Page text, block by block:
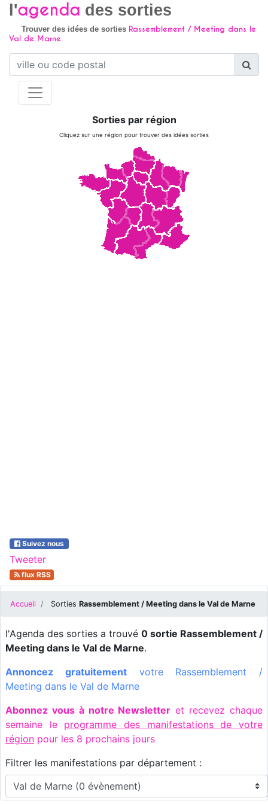
l'agenda des sorties
Trouver des idées de sorties Rassemblement / Meeting dans le
Val de Marne
Sorties par région
Cliquez sur une région pour trouver des idées sorties
Suivez nous
Tweeter
flux RSS
Accueil Sorties Rassemblement / Meeting dans le Val de Marne
l'Agenda des sorties a trouvé 0 sortie Rassemblement /
Meeting dans le Val de Marne.
Annoncez gratuitementvotre Rassemblement /
Meeting dans le Val de Marne
Abonnez vous à notre Newsletter et recevez chaque
semaine le programme des manifestations de votre
région pour les 8 prochains jours
Filtrer les manifestations par département :